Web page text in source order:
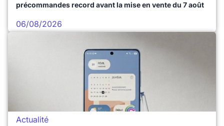
précommandes record avant la mise en vente du 7 août
06/08/2026
Actualité